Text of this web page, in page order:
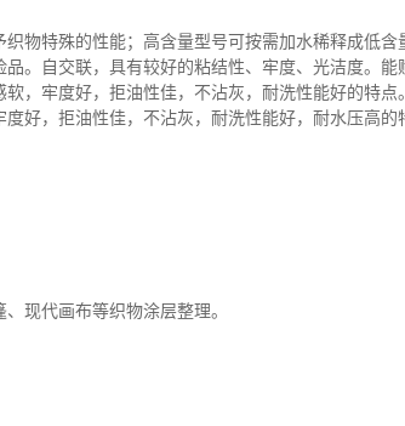
物特殊的性能；高含量型号可按需加水稀释成低含
。自交联，具有较好的粘结性、牢度、光洁度。
，牢度好，拒油性佳，不沾灰，耐洗性能好的特点。
好，拒油性佳，不沾灰，耐洗性能好，耐水压高的
现代画布等织物涂层整理。